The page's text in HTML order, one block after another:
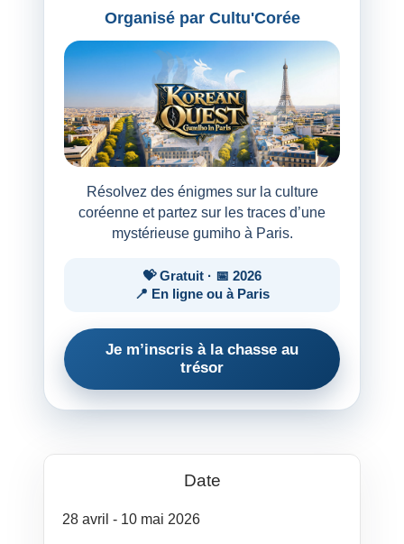
Organisé par Cultu'Corée
Résolvez des énigmes sur la culture
coréenne et partez sur les traces d’une
mystérieuse gumiho à Paris.
💝 Gratuit · 📅 2026
📍 En ligne ou à Paris
Je m’inscris à la chasse au
trésor
Date
28 avril - 10 mai 2026